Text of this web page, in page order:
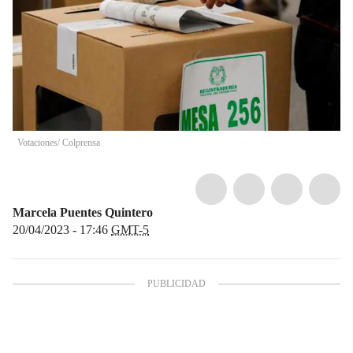
Votaciones/ Colprensa
Marcela Puentes Quintero
20/04/2023 - 17:46 GMT-5